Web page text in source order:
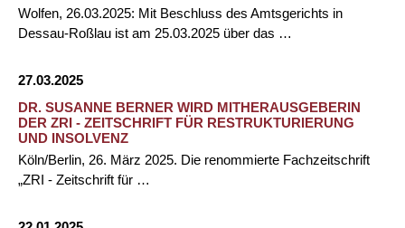
Wolfen, 26.03.2025: Mit Beschluss des Amtsgerichts in
Dessau-Roßlau ist am 25.03.2025 über das …
27.03.2025
DR. SUSANNE BERNER WIRD MITHERAUSGEBERIN
DER ZRI - ZEITSCHRIFT FÜR RESTRUKTURIERUNG
UND INSOLVENZ
Köln/Berlin, 26. März 2025. Die renommierte Fachzeitschrift
„ZRI - Zeitschrift für …